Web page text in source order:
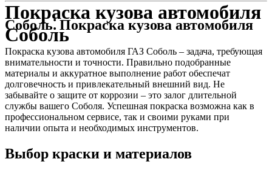
Покраска кузова автомобиля
Соболь
Соболь⁚ Покраска кузова автомобиля
Покраска кузова автомобиля ГАЗ Соболь – задача, требующая
внимательности и точности. Правильно подобранные
материалы и аккуратное выполнение работ обеспечат
долговечность и привлекательный внешний вид. Не
забывайте о защите от коррозии – это залог длительной
службы вашего Соболя. Успешная покраска возможна как в
профессиональном сервисе, так и своими руками при
наличии опыта и необходимых инструментов.
Выбор краски и материалов